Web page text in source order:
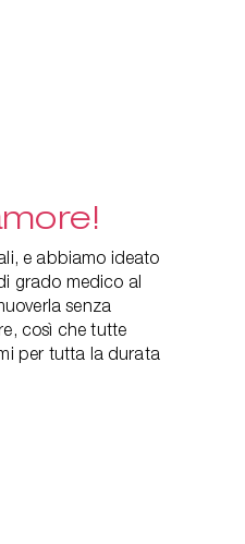
e abbiamo ideato
grado medico al
senza
così che tutte
per tutta la durata